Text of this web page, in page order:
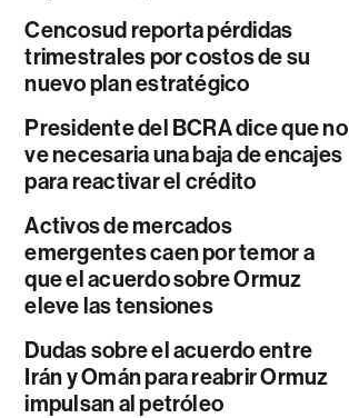
Cencosud reporta pérdidas
trimestrales por costos de su
nuevo plan estratégico
Presidente del BCRA dice que no
ve necesaria una baja de encajes
para reactivar el crédito
Activos de mercados
emergentes caen por temor a
que el acuerdo sobre Ormuz
eleve las tensiones
Dudas sobre el acuerdo entre
Irán y Omán para reabrir Ormuz
impulsan al petróleo